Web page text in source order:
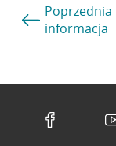
Poprzednia
informacja